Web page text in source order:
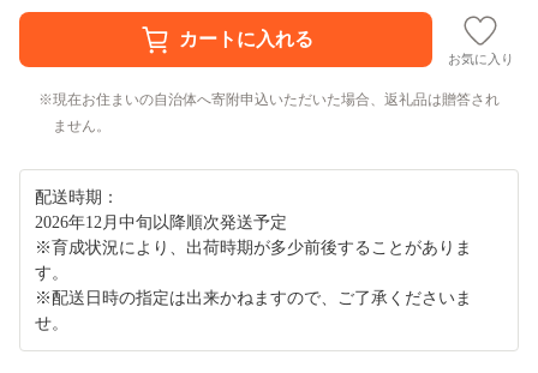
お気に入り
現在お住まいの自治体へ寄附申込いただいた場合、返礼品は贈答され
ません。
配送時期：
2026年12月中旬以降順次発送予定
※育成状況により、出荷時期が多少前後することがありま
す。
※配送日時の指定は出来かねますので、ご了承くださいま
せ。